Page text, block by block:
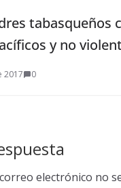
tabasqueños
y no
2017 0
electrónico no